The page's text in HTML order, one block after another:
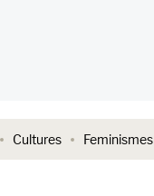
Cultures Feminismes